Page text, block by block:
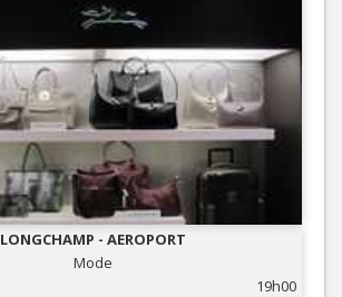
LONGCHAMP - AEROPORT
Mode
19h00